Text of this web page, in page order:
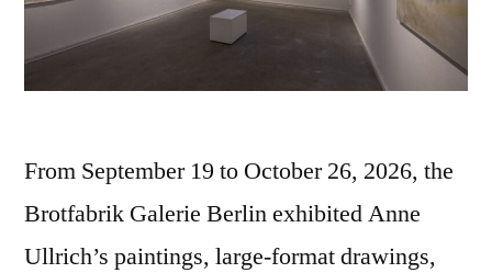
From September 19 to October 26, 2026, the
Brotfabrik Galerie Berlin exhibited Anne
Ullrich’s paintings, large-format drawings,